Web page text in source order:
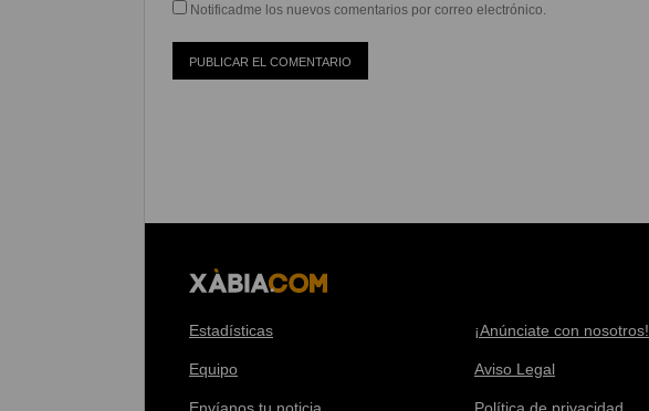
Notificadme los nuevos comentarios por correo electrónico.
Estadísticas
Equipo
Envíanos tu noticia
¡Anúnciate con nosotros!
Aviso Legal
Política de privacidad